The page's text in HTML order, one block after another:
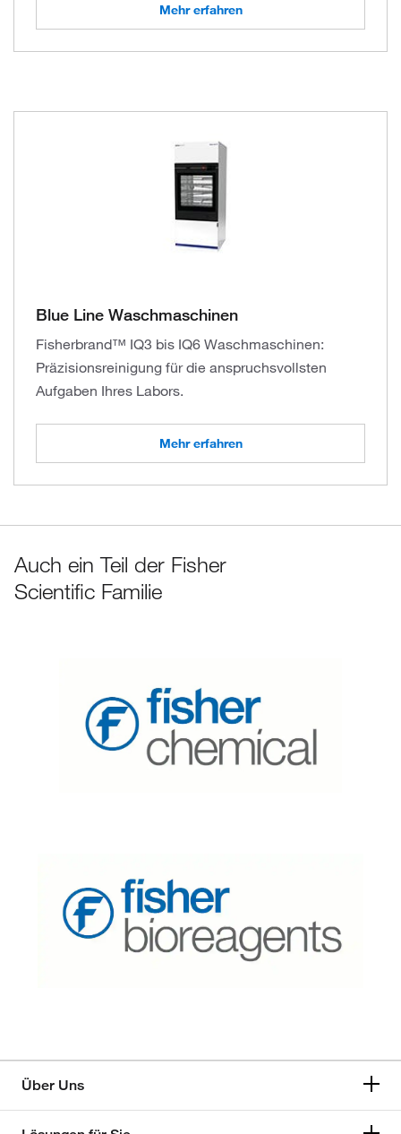
Mehr erfahren
Blue Line Waschmaschinen
Fisherbrand™ IQ3 bis IQ6 Waschmaschinen:
Präzisionsreinigung für die anspruchsvollsten
Aufgaben Ihres Labors.
Mehr erfahren
Auch ein Teil der Fisher
Scientific Familie
Über Uns